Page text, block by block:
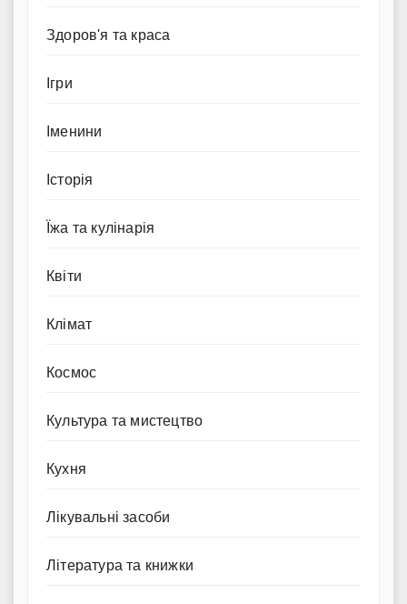
Здоров'я та краса
Ігри
Іменини
Історія
Їжа та кулінарія
Квіти
Клімат
Космос
Культура та мистецтво
Кухня
Лікувальні засоби
Література та книжки